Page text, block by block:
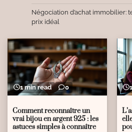
Négociation d’achat immobilier:
prix idéal
1 min read 0
Comment reconnaître un
vrai bijou en argent 925 : les
astuces simples à connaître